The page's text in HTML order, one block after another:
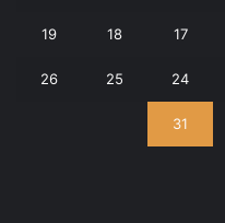
17
18
19
24
25
26
31